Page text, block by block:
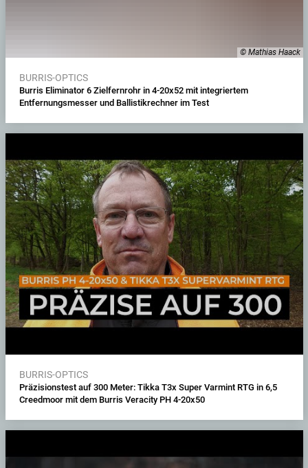
© Mathias Haack
BURRIS-OPTICS
Burris Eliminator 6 Zielfernrohr in 4-20x52 mit integriertem
Entfernungsmesser und Ballistikrechner im Test
BURRIS-OPTICS
Präzisionstest auf 300 Meter: Tikka T3x Super Varmint RTG in 6,5
Creedmoor mit dem Burris Veracity PH 4-20x50